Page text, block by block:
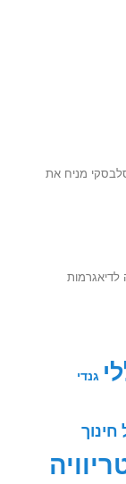
מניח את
לדיאגרמות
גנדי
חינוך